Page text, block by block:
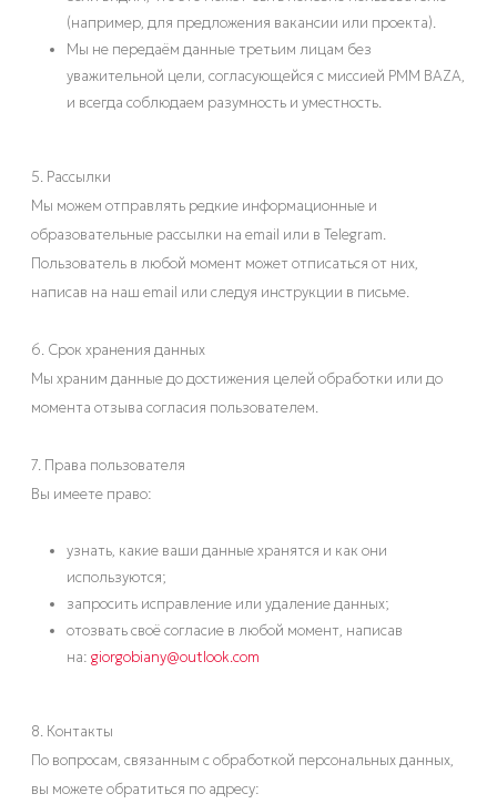
(например, для предложения вакансии или проекта).
Мы не передаём данные третьим лицам без
уважительной цели, согласующейся с миссией PMM BAZA,
и всегда соблюдаем разумность и уместность.
5. Рассылки
Мы можем отправлять редкие информационные и
образовательные рассылки на email или в Telegram.
Пользователь в любой момент может отписаться от них,
написав на наш email или следуя инструкции в письме.
6. Срок хранения данных
Мы храним данные до достижения целей обработки или до
момента отзыва согласия пользователем.
7. Права пользователя
Вы имеете право:
узнать, какие ваши данные хранятся и как они
используются;
запросить исправление или удаление данных;
отозвать своё согласие в любой момент, написав
на: giorgobiany@outlook.com
8. Контакты
По вопросам, связанным с обработкой персональных данных,
вы можете обратиться по адресу: